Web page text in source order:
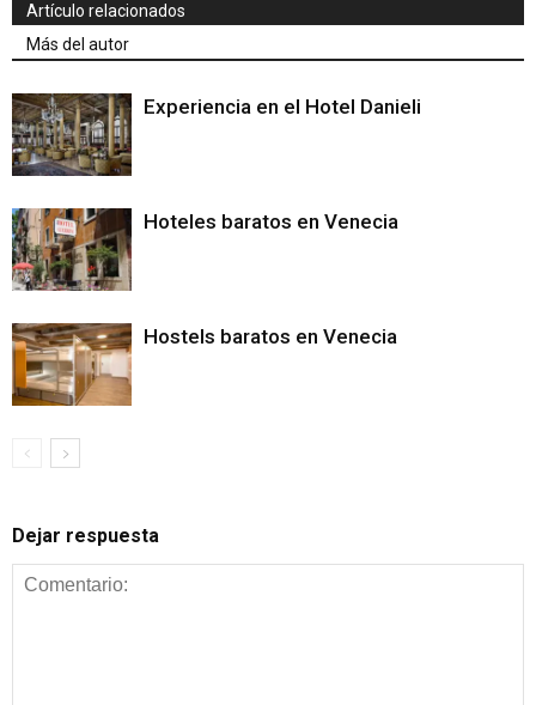
Artículo relacionados
Más del autor
Experiencia en el Hotel Danieli
Hoteles baratos en Venecia
Hostels baratos en Venecia
Dejar respuesta